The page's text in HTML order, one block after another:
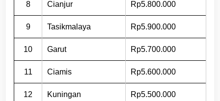
8 Cianjur Rp5.800.000
9 Tasikmalaya Rp5.900.000
10 Garut Rp5.700.000
11 Ciamis Rp5.600.000
12 Kuningan Rp5.500.000